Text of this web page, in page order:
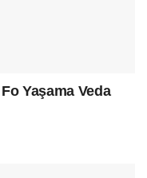
Yaşama Veda